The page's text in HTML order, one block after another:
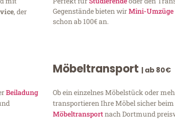
, der
Gegenstände bieten wirMini-Umzüge
schon ab 100€ an.
Beiladung
Möbeltransport | ab 80€
Ob ein einzelnes Möbelstück oder
transportieren Ihre Möbel sicher beim
Möbeltransportnach Dortmund